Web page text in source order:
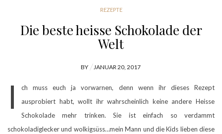
REZEPTE
Die beste heisse Schokolade der
Welt
BY
POSTED
JANUAR 20, 2017
I
ch muss euch ja vorwarnen, denn wenn ihr dieses Rezept
ausprobiert habt, wollt ihr wahrscheinlich keine andere Heisse
Schokolade mehr trinken. Sie ist einfach so verdammt
schokoladiglecker und wolkigsüss…mein Mann und die Kids lieben diese